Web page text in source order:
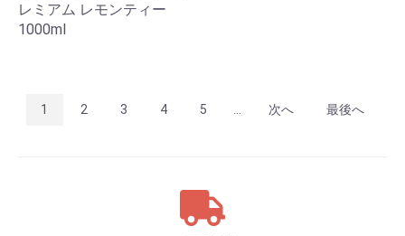
レミアム レモンティー
1000ml
1 2 3 4 5 次へ 最後へ